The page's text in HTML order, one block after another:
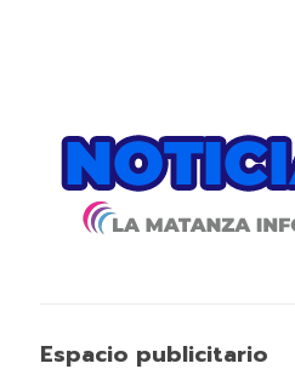
Espacio publicitario